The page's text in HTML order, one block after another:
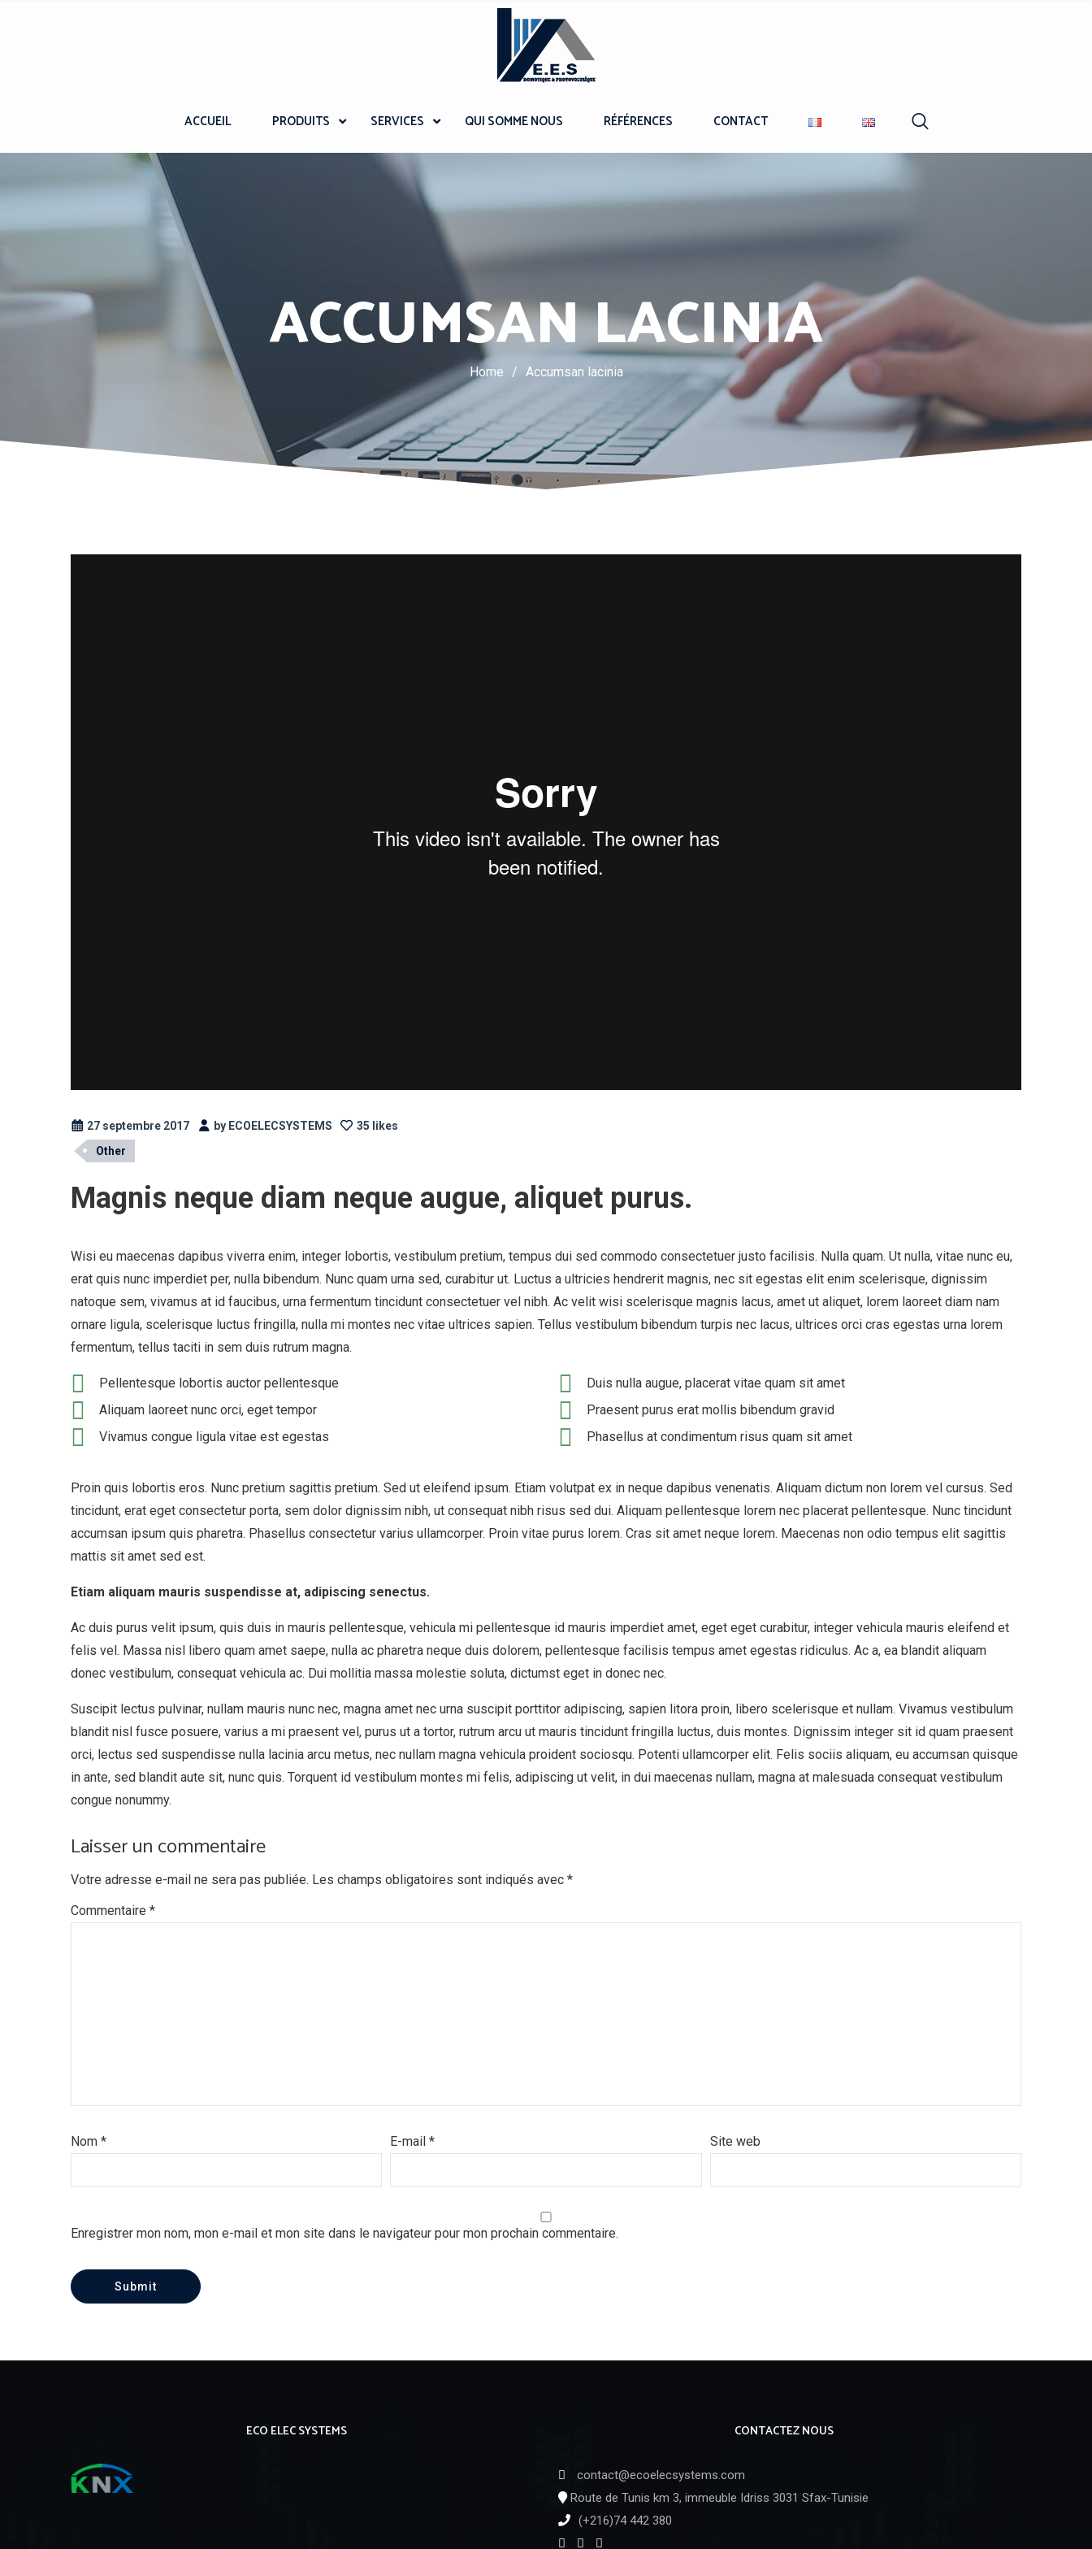
ACCUEIL PRODUITS SERVICES QUI SOMME NOUS RÉFÉRENCES CONTACT
ACCUMSAN LACINIA
Home / Accumsan lacinia
27 septembre 2017 by ECOELECSYSTEMS
35 likes
Other
Magnis neque diam neque augue, aliquet purus.
Wisi eu maecenas dapibus viverra enim, integer lobortis, vestibulum pretium, tempus dui sed commodo consectetuer justo facilisis. Nulla quam. Ut nulla, vitae nunc eu,
erat quis nunc imperdiet per, nulla bibendum. Nunc quam urna sed, curabitur ut. Luctus a ultricies hendrerit magnis, nec sit egestas elit enim scelerisque, dignissim
natoque sem, vivamus at id faucibus, urna fermentum tincidunt consectetuer vel nibh. Ac velit wisi scelerisque magnis lacus, amet ut aliquet, lorem laoreet diam nam
ornare ligula, scelerisque luctus fringilla, nulla mi montes nec vitae ultrices sapien. Tellus vestibulum bibendum turpis nec lacus, ultrices orci cras egestas urna lorem
fermentum, tellus taciti in sem duis rutrum magna.
Pellentesque lobortis auctor pellentesque
Aliquam laoreet nunc orci, eget tempor
Vivamus congue ligula vitae est egestas
Duis nulla augue, placerat vitae quam sit amet
Praesent purus erat mollis bibendum gravid
Phasellus at condimentum risus quam sit amet
Proin quis lobortis eros. Nunc pretium sagittis pretium. Sed ut eleifend ipsum. Etiam volutpat ex in neque dapibus venenatis. Aliquam dictum non lorem vel cursus. Sed
tincidunt, erat eget consectetur porta, sem dolor dignissim nibh, ut consequat nibh risus sed dui. Aliquam pellentesque lorem nec placerat pellentesque. Nunc tincidunt
accumsan ipsum quis pharetra. Phasellus consectetur varius ullamcorper. Proin vitae purus lorem. Cras sit amet neque lorem. Maecenas non odio tempus elit sagittis
mattis sit amet sed est.
Etiam aliquam mauris suspendisse at, adipiscing senectus.
Ac duis purus velit ipsum, quis duis in mauris pellentesque, vehicula mi pellentesque id mauris imperdiet amet, eget eget curabitur, integer vehicula mauris eleifend et
felis vel. Massa nisl libero quam amet saepe, nulla ac pharetra neque duis dolorem, pellentesque facilisis tempus amet egestas ridiculus. Ac a, ea blandit aliquam
donec vestibulum, consequat vehicula ac. Dui mollitia massa molestie soluta, dictumst eget in donec nec.
Suscipit lectus pulvinar, nullam mauris nunc nec, magna amet nec urna suscipit porttitor adipiscing, sapien litora proin, libero scelerisque et nullam. Vivamus vestibulum
blandit nisl fusce posuere, varius a mi praesent vel, purus ut a tortor, rutrum arcu ut mauris tincidunt fringilla luctus, duis montes. Dignissim integer sit id quam praesent
orci, lectus sed suspendisse nulla lacinia arcu metus, nec nullam magna vehicula proident sociosqu. Potenti ullamcorper elit. Felis sociis aliquam, eu accumsan quisque
in ante, sed blandit aute sit, nunc quis. Torquent id vestibulum montes mi felis, adipiscing ut velit, in dui maecenas nullam, magna at malesuada consequat vestibulum
congue nonummy.
Laisser un commentaire
Votre adresse e-mail ne sera pas publiée. Les champs obligatoires sont indiqués avec *
Commentaire *
Nom * E-mail* Site web
Enregistrer mon nom, mon e-mail et mon site dans le navigateur pour mon prochain commentaire.
ECO ELEC SYSTEMS CONTACTEZ NOUS
contact@ecoelecsystems.com
Route de Tunis km 3, immeuble Idriss 3031 Sfax-Tunisie
(+216)74 442 380